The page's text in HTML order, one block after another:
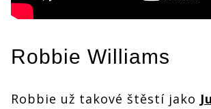
Robbie Williams
Robbie už takové štěstí jako